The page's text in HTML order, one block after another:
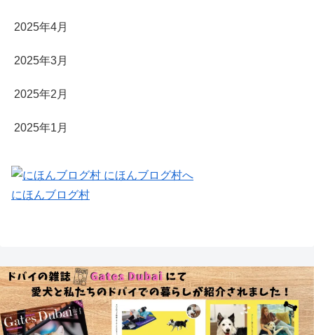
2025年4月
2025年3月
2025年2月
2025年1月
にほんブログ村